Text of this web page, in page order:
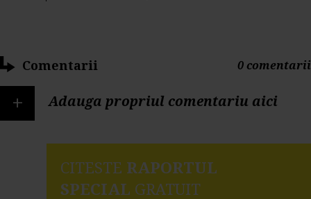
Comentarii 0 comentarii
+ Adauga propriul comentariu aici
CITESTE RAPORTUL
SPECIAL GRATUIT